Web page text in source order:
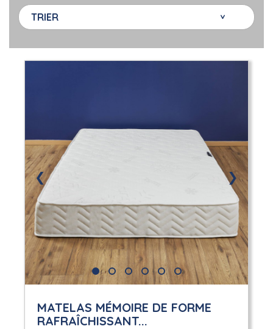
TRIER
❮ ❯
MATELAS MÉMOIRE DE FORME
RAFRAÎCHISSANT...